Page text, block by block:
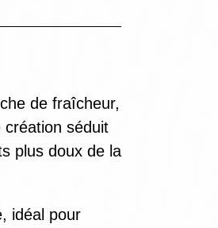
de fraîcheur,
séduit
plus doux de la
idéal pour